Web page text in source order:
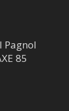
Pagnol
85